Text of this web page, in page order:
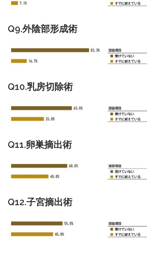
Q9.外陰部形成術
Q10.乳房切除術
Q11.卵巣摘出術
Q12.子宮摘出術